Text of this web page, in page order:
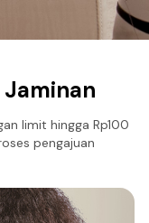
Jaminan
limit hingga Rp100
pengajuan